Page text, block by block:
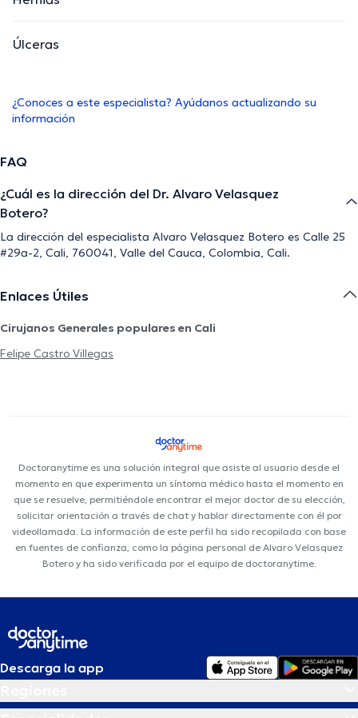
Úlceras
¿Conoces a este especialista? Ayúdanos actualizando su
información
FAQ
¿Cuál es la dirección del Dr. Alvaro Velasquez
Botero?
La dirección del especialista Alvaro Velasquez Botero es Calle 25
#29a-2, Cali, 760041, Valle del Cauca, Colombia, Cali.
Enlaces Útiles
Cirujanos Generales populares en Cali
Felipe Castro Villegas
Doctoranytime es una solución integral que asiste al usuario desde el
momento en que experimenta un síntoma médico hasta el momento en
que se resuelve, permitiéndole encontrar el mejor doctor de su elección,
solicitar orientación a través de chat y hablar directamente con él por
videollamada. La información de este perfil ha sido recopilada con base
en fuentes de confianza, como la página personal de Alvaro Velasquez
Botero y ha sido verificada por el equipo de doctoranytime.
Descarga la app